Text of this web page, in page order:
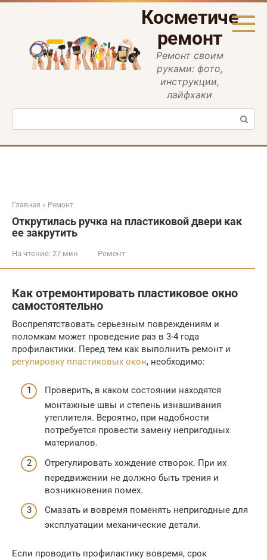
Перейти
ремонт
Ремонт своим
руками: фото,
инструкции,
лайфхаки
Поиск:
Главная » Ремонт
Открутилась ручка на пластиковой двери как
ее закрутить
На чтение: 27 мин Ремонт
Как отремонтировать пластиковое окно
самостоятельно
Воспрепятствовать серьезным повреждениям и
поломкам может проведение раз в 3-4 года
профилактики. Перед тем как выполнить ремонт и
регулировку пластиковых окон, необходимо:
Проверить, в каком состоянии находятся
монтажные швы и степень изнашивания
утеплителя. Вероятно, при надобности
потребуется провести замену непригодных
материалов.
Отрегулировать хождение створок. При их
передвижении не должно быть трения и
возникновения помех.
Смазать и вовремя поменять непригодные для
эксплуатации механические детали.
Если проводить профилактику вовремя, срок